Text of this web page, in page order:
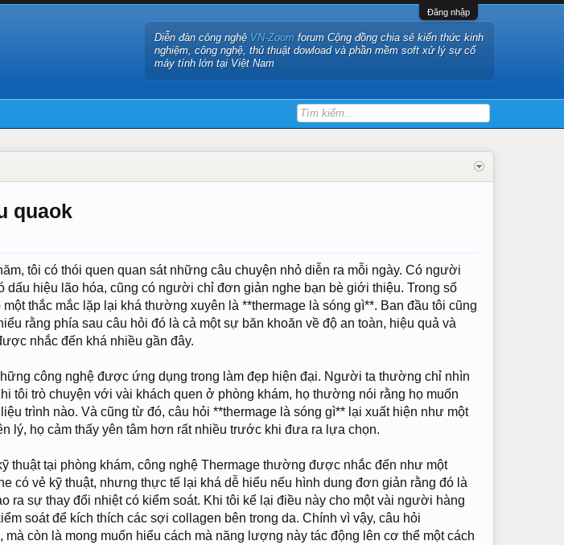
Đăng nhập
Diễn đàn công nghệ VN-Zoom forum Cộng đồng chia sẻ kiến thức kinh
nghiệm, công nghệ, thủ thuật dowload và phần mềm soft xử lý sự cố
máy tính lớn tại Việt Nam
quaok
tôi có thói quen quan sát những câu chuyện nhỏ diễn ra mỗi ngày. Có người
hiệu lão hóa, cũng có người chỉ đơn giản nghe bạn bè giới thiệu. Trong số
thắc mắc lặp lại khá thường xuyên là **thermage là sóng gì**. Ban đầu tôi cũng
rằng phía sau câu hỏi đó là cả một sự băn khoăn về độ an toàn, hiệu quả và
nhắc đến khá nhiều gần đây.
công nghệ được ứng dụng trong làm đẹp hiện đại. Người ta thường chỉ nhìn
tôi trò chuyện với vài khách quen ở phòng khám, họ thường nói rằng họ muốn
trình nào. Và cũng từ đó, câu hỏi **thermage là sóng gì** lại xuất hiện như một
lý, họ cảm thấy yên tâm hơn rất nhiều trước khi đưa ra lựa chọn.
thuật tại phòng khám, công nghệ Thermage thường được nhắc đến như một
có vẻ kỹ thuật, nhưng thực tế lại khá dễ hiểu nếu hình dung đơn giản rằng đó là
ra sự thay đổi nhiệt có kiểm soát. Khi tôi kể lại điều này cho một vài người hàng
soát để kích thích các sợi collagen bên trong da. Chính vì vậy, câu hỏi
còn là mong muốn hiểu cách mà năng lượng này tác động lên cơ thể một cách